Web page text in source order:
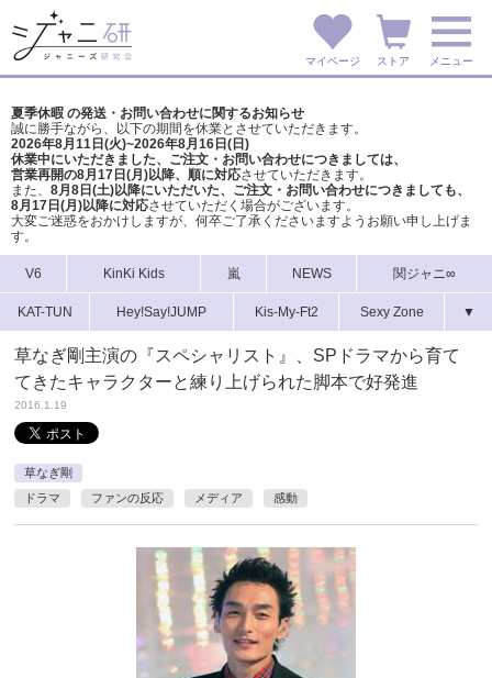
マイページ ストア メニュー
夏季休暇 の発送・お問い合わせに関するお知らせ
誠に勝手ながら、以下の期間を休業とさせていただきます。
2026年8月11日(火)~2026年8月16日(日)
休業中にいただきました、ご注文・お問い合わせにつきましては、
営業再開の8月17日(月)以降、順に対応させていただきます。
また、 8月8日(土)以降にいただいた、ご注文・ お問い合わせにつきましても、
8月17日(月)以降に対応させていただく場合がございます。
大変ご迷惑をおかけしますが、 何卒ご了承くださいますようお願い申し上げま
す。
V6 KinKi Kids 嵐 NEWS 関ジャニ∞
KAT-TUN Hey!Say!JUMP Kis-My-Ft2 Sexy Zone ▼
草なぎ剛主演の『スペシャリスト』、SPドラマから育て
てきたキャラクターと練り上げられた脚本で好発進
2016.1.19
草なぎ剛
ドラマ
ファンの反応 メディア 感動